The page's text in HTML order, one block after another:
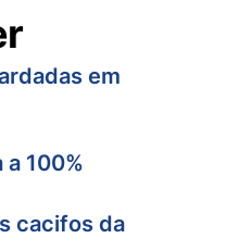
em
100%
cacifos da